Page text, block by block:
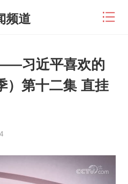
频道
习近平喜欢的
）第十二集 直挂